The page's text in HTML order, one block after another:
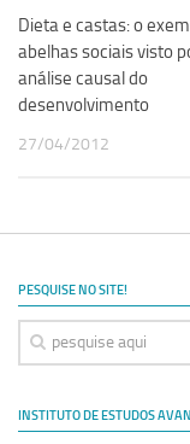
Dieta e castas: o
abelhas sociais visto
análise causal do
desenvolvimento
27/04/2012
PESQUISE NO SITE!
INSTITUTO DE ESTUDOS